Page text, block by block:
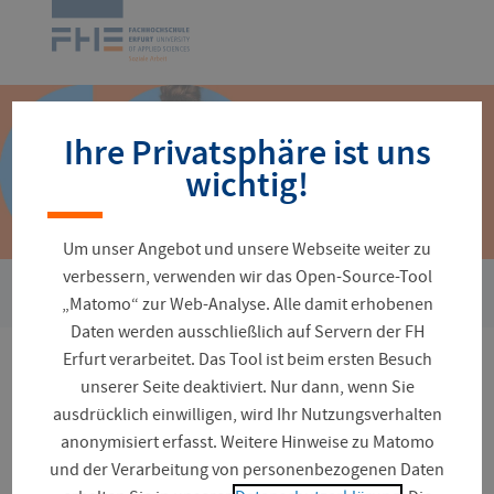
Zur
Navigation
sind
hier:
Fakultäten und Fachrichtungen › Angewandte
Bachelor Jüdische Soziale
Arbeit
Ihre Privatsphäre ist uns
wichtig!
Um unser Angebot und unsere Webseite weiter zu
verbessern, verwenden wir das Open-Source-Tool
„Matomo“ zur Web-Analyse. Alle damit erhobenen
Daten werden ausschließlich auf Servern der FH
Erfurt verarbeitet. Das Tool ist beim ersten Besuch
unserer Seite deaktiviert. Nur dann, wenn Sie
ausdrücklich einwilligen, wird Ihr Nutzungsverhalten
anonymisiert erfasst. Weitere Hinweise zu Matomo
und der Verarbeitung von personenbezogenen Daten